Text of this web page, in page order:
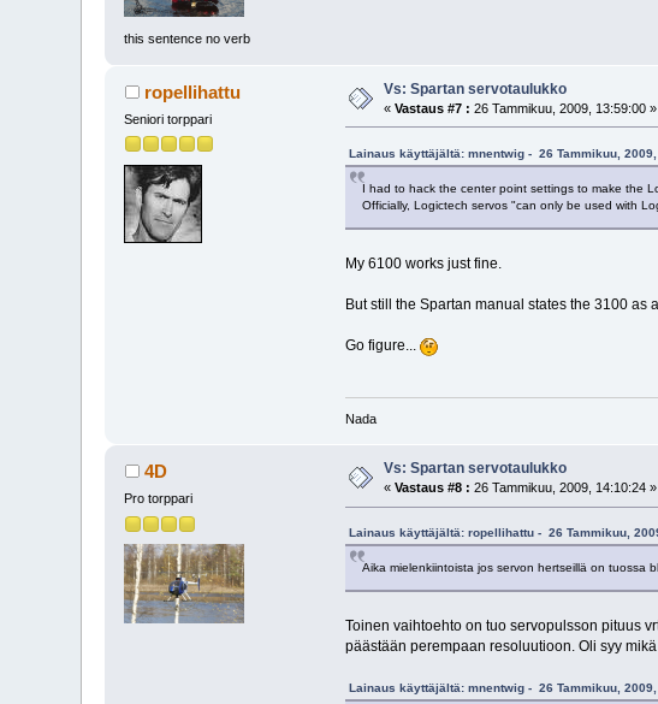
this sentence no verb
ropellihattu
Seniori torppari
Vs: Spartan servotaulukko
«Vastaus #7 : 26 Tammikuu, 2009, 13:59:00 »
Lainaus käyttäjältä: mnentwig - 26 Tammikuu, 2009,
I had to hack the center point settings to make the
Officially, Logictech servos "can only be used with
My 6100 works just fine.
But still the Spartan manual states the 3100
Go figure...
Nada
4D
Pro torppari
Vs: Spartan servotaulukko
«Vastaus #8 : 26 Tammikuu, 2009, 14:10:24 »
Lainaus käyttäjältä: ropellihattu - 26 Tammikuu,
Aika mielenkiintoista jos servon hertseillä on tuossa
Toinen vaihtoehto on tuo servopulsson pituus
päästään perempaan resoluutioon. Oli syy
Lainaus käyttäjältä: mnentwig - 26 Tammikuu, 2009,